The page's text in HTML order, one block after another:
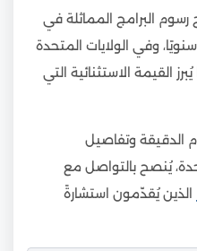
رسوم البرامج المماثلة في
20,000 و50,000 دولار سنويًا، وفي الولايات المتحدة
القيمة الاستثنائية التي
الدقيقة وتفاصيل
يُنصح بالتواصل مع
الذين يُقدّمون استشارةً